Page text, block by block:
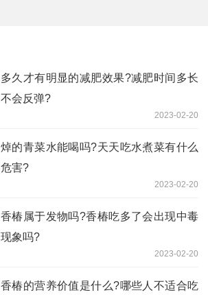
多久才有明显的减肥效果?减肥时间多长
不会反弹?
2023-02-20
焯的青菜水能喝吗?天天吃水煮菜有什么
危害?
2023-02-20
香椿属于发物吗?香椿吃多了会出现中毒
现象吗?
2023-02-20
香椿的营养价值是什么?哪些人不适合吃